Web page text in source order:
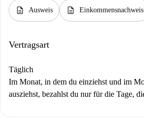
description Ausweis description Einkommensnachweis
Vertragsart
Täglich
Im Monat, in dem du einziehst und im
ausziehst, bezahlst du nur für die Tage,